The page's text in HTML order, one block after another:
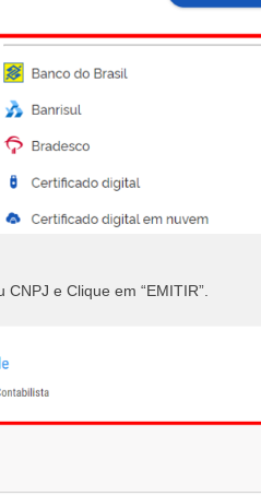
e Clique em “EMITIR”.